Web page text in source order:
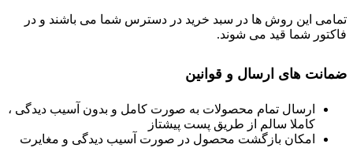
تمامی این روش ها در سبد خرید در دسترس شما می باشند و در
فاکتور شما قید می شوند.
ضمانت های ارسال و قوانین
ارسال تمام محصولات به صورت کامل و بدون آسیب دیدگی ،
کاملا سالم از طریق پست پیشتاز
امکان بازگشت محصول در صورت آسیب دیدگی و مغایرت